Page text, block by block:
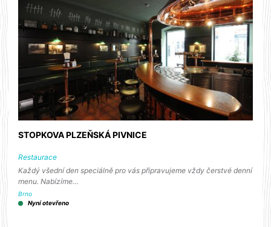
STOPKOVA PLZEŇSKÁ PIVNICE
Restaurace
Každý všední den speciálně pro vás připravujeme vždy čerstvé denní
menu. Nabízíme…
Brno
Nyní otevřeno